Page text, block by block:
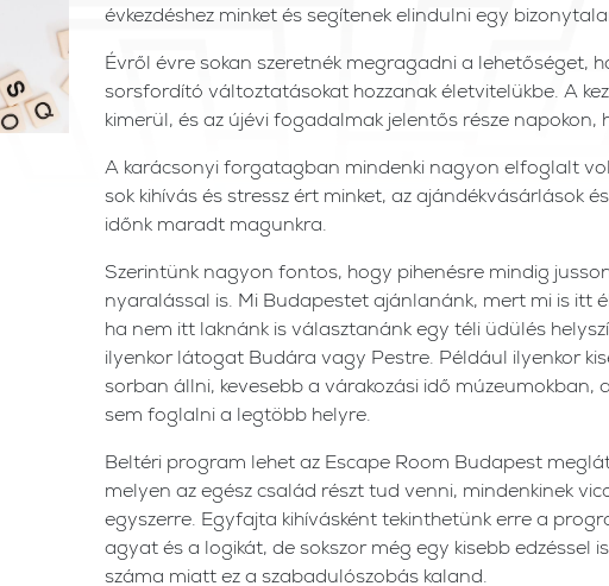
évkezdéshez minket és segítenek elindulni egy
Évről évre sokan szeretnék megragadni a lehetőséget,
sorsfordító változtatásokat hozzanak életvitelükbe. A
kimerül, és az újévi fogadalmak jelentős része napokon,
A karácsonyi forgatagban mindenki nagyon elfoglalt
sok kihívás és stressz ért minket, az ajándékvásárlások
időnk maradt magunkra.
Szerintünk nagyon fontos, hogy pihenésre mindig
nyaralással is. Mi Budapestet ajánlanánk, mert mi is itt
ha nem itt laknánk is választanánk egy téli üdülés
ilyenkor látogat Budára vagy Pestre. Például ilyenkor
sorban állni, kevesebb a várakozási idő
sem foglalni a legtöbb helyre.
Beltéri program lehet az Escape Room Budapest
melyen az egész család részt tud venni, mindenkinek
egyszerre. Egyfajta kihívásként tekinthetünk erre a
agyat és a logikát, de sokszor még egy kisebb edzéssel
száma miatt ez a szabadulószobás kaland.